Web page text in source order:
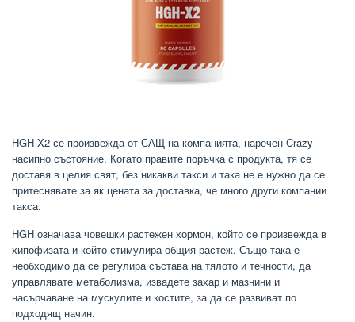
HGH-X2 се произвежда от САЩ на компанията, наречен Crazy
насипно състояние. Когато правите поръчка с продукта, тя се
доставя в целия свят, без никакви такси и така не е нужно да се
притеснявате за як цената за доставка, че много други компании
такса.
HGH означава човешки растежен хормон, който се произвежда в
хипофизата и който стимулира общия растеж. Също така е
необходимо да се регулира състава на тялото и течности, да
управлявате метаболизма, извадете захар и мазнини и
насърчаване на мускулите и костите, за да се развиват по
подходящ начин.